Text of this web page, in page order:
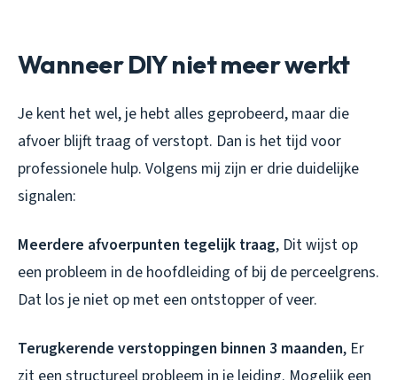
Wanneer DIY niet meer werkt
Je kent het wel, je hebt alles geprobeerd, maar die
afvoer blijft traag of verstopt. Dan is het tijd voor
professionele hulp. Volgens mij zijn er drie duidelijke
signalen:
Meerdere afvoerpunten tegelijk traag, Dit wijst op
een probleem in de hoofdleiding of bij de perceelgrens.
Dat los je niet op met een ontstopper of veer.
Terugkerende verstoppingen binnen 3 maanden, Er